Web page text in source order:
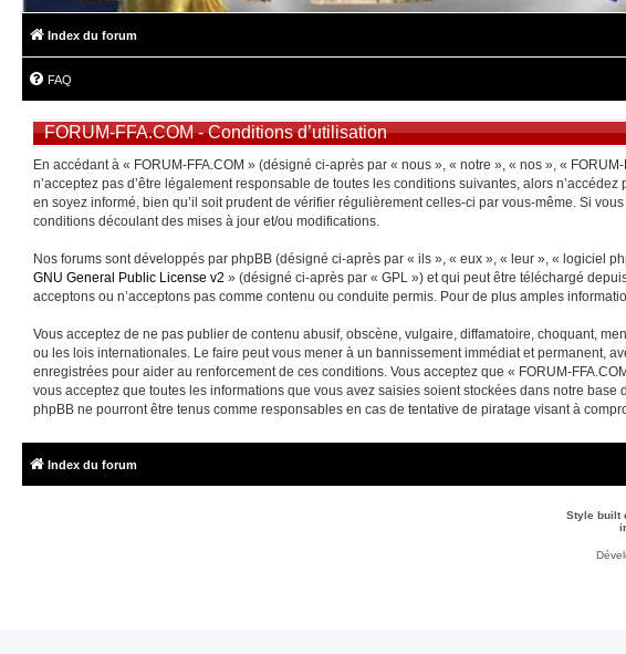
Index du forum
FAQ
FORUM-FFA.COM - Conditions d’utilisation
En accédant à « FORUM-FFA.COM » (désigné ci-après par « nous », « notre », « nos », «
n’acceptez pas d’être légalement responsable de toutes les conditions suivantes, alors
en soyez informé, bien qu’il soit prudent de vérifier régulièrement celles-ci par vous-même. Si
conditions découlant des mises à jour et/ou modifications.
Nos forums sont développés par phpBB (désigné ci-après par « ils », « eux », « leur », « logiciel
GNU General Public License v2 » (désigné ci-après par « GPL ») et qui peut être téléchargé
acceptons ou n’acceptons pas comme contenu ou conduite permis. Pour de plus amples
Vous acceptez de ne pas publier de contenu abusif, obscène, vulgaire, diffamatoire, choquant,
ou les lois internationales. Le faire peut vous mener à un bannissement immédiat et permanent,
enregistrées pour aider au renforcement de ces conditions. Vous acceptez que « FORUM-
vous acceptez que toutes les informations que vous avez saisies soient stockées dans notre
phpBB ne pourront être tenus comme responsables en cas de tentative de piratage visant à
Index du forum
Style built